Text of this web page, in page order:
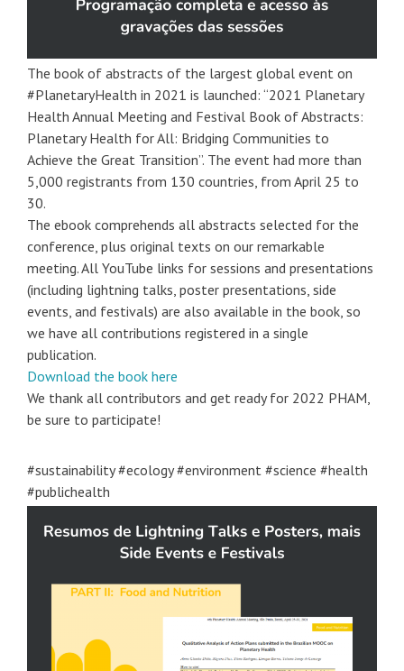
The book of abstracts of the largest global event on
#PlanetaryHealth in 2021 is launched: “2021 Planetary
Health Annual Meeting and Festival Book of Abstracts:
Planetary Health for All: Bridging Communities to
Achieve the Great Transition”. The event had more than
5,000 registrants from 130 countries, from April 25 to
30.
The ebook comprehends all abstracts selected for the
conference, plus original texts on our remarkable
meeting. All YouTube links for sessions and presentations
(including lightning talks, poster presentations, side
events, and festivals) are also available in the book, so
we have all contributions registered in a single
publication.
Download the book here
We thank all contributors and get ready for 2022 PHAM,
be sure to participate!
#sustainability #ecology #environment #science #health
#publichealth